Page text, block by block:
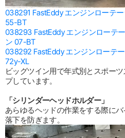
038291 FastEddy エンジンローテ
55-BT
038293 FastEddy エンジンローテ
ン 07-BT
038292 FastEddy エンジンローテ
72y-XL
ビッグツイン用で年式別とスポー
プしています。
「シリンダーヘッドホルダー」
あらゆるヘッドの作業をする際に
落下を防ぎます。